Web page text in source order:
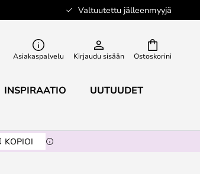
Valtuutettu jälleenmyyjä
Ostoskorini
Asiakaspalvelu Kirjaudu sisään
INSPIRAATIO UUTUUDET
KOPIOI